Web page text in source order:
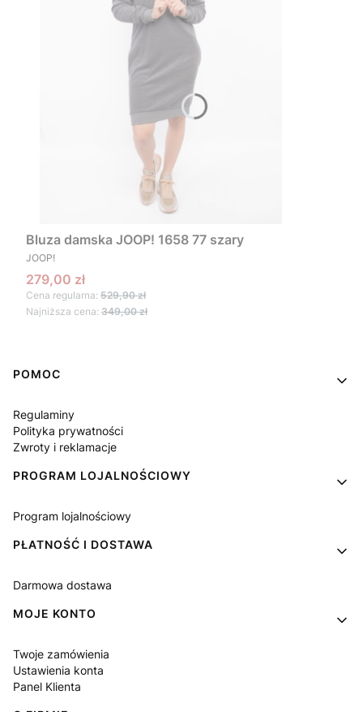
Bluza damska JOOP! 1658 77 szary
PRODUCENT
JOOP!
Cena promocyjna
279,00 zł
Cena regularna: 529,90 zł
Najniższa cena: 349,00 zł
Linki w stopce
POMOC
Regulaminy
Polityka prywatności
Zwroty i reklamacje
PROGRAM LOJALNOŚCIOWY
Program lojalnościowy
PŁATNOŚĆ I DOSTAWA
Darmowa dostawa
MOJE KONTO
Twoje zamówienia
Ustawienia konta
Panel Klienta